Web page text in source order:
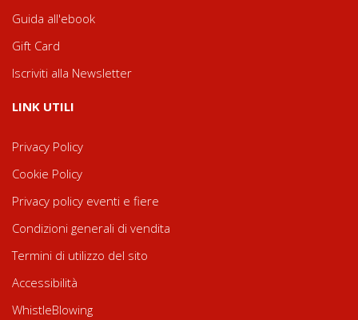
Guida all'ebook
Gift Card
Iscriviti alla Newsletter
LINK UTILI
Privacy Policy
Cookie Policy
Privacy policy eventi e fiere
Condizioni generali di vendita
Termini di utilizzo del sito
Accessibilità
WhistleBlowing